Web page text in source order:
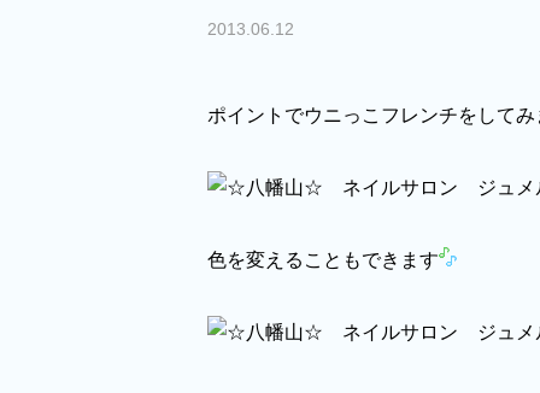
2013.06.12
ポイントでウニっこフレンチをしてみ
色を変えることもできます